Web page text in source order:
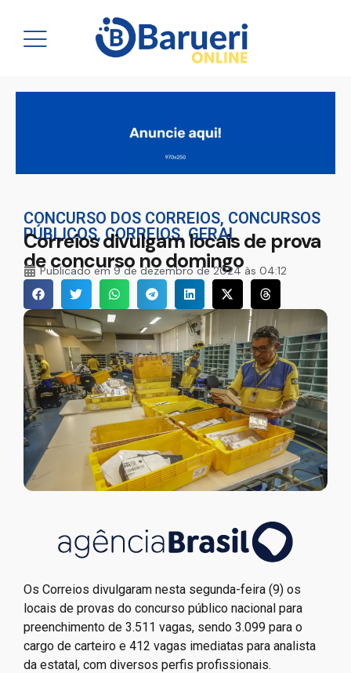
CONCURSO DOS CORREIOS, CONCURSOS
PÚBLICOS, CORREIOS, GERAL
Correios divulgam locais de prova
de concurso no domingo
Publicado em 9 de dezembro de 2024 às 04:12
Os Correios divulgaram nesta segunda-feira (9) os
locais de provas do concurso público nacional para
preenchimento de 3.511 vagas, sendo 3.099 para o
cargo de carteiro e 412 vagas imediatas para analista
da estatal, com diversos perfis profissionais.